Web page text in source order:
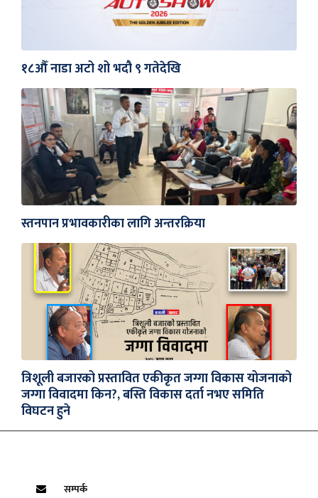
१८औँ नाडा अटो शो भदौ ९ गतेदेखि
स्तनपान प्रभावकारीका लागि अन्तरक्रिया
त्रिशूली बजारको प्रस्तावित एकीकृत जग्गा विकास योजनाको
जग्गा विवादमा किन?, बस्ति विकास दर्ता नभए समिति
विघटन हुने
सम्पर्क